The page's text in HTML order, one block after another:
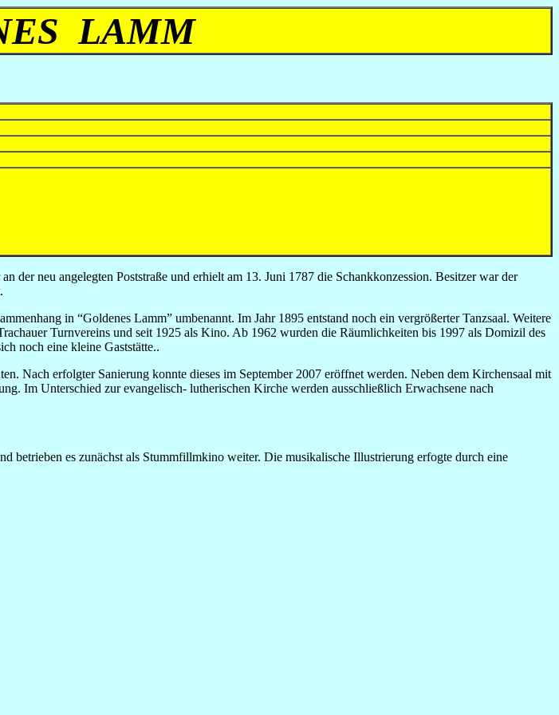
LAMM
der neu angelegten Poststraße und erhielt am 13. Juni 1787 die Schankkonzession. Besitzer war der
in “Goldenes Lamm” umbenannt. Im Jahr 1895 entstand noch ein vergrößerter Tanzsaal. Weitere
Turnvereins und seit 1925 als Kino. Ab 1962 wurden die Räumlichkeiten bis 1997 als Domizil des
noch eine kleine Gaststätte..
Nach erfolgter Sanierung konnte dieses im September 2007 eröffnet werden. Neben dem Kirchensaal mit
Im Unterschied zur evangelisch- lutherischen Kirche werden ausschließlich Erwachsene nach
es zunächst als Stummfillmkino weiter. Die musikalische Illustrierung erfogte durch eine